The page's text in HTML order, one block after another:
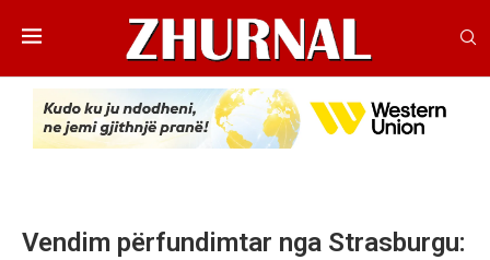
Vendim përfundimtar nga Strasburgu: